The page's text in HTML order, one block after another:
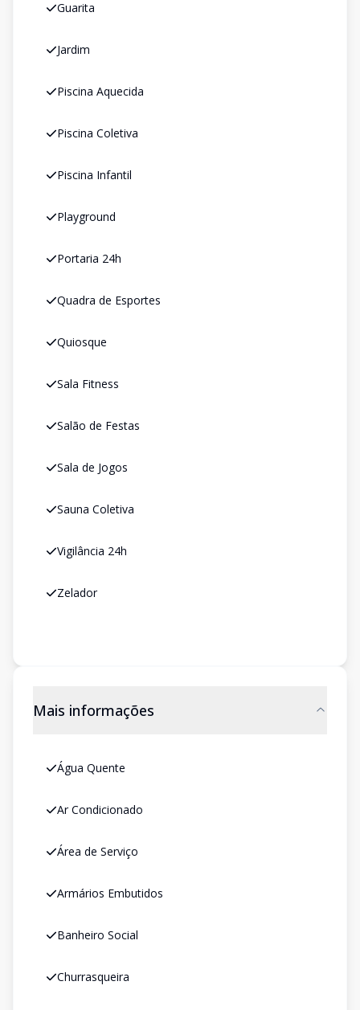
Guarita
Jardim
Piscina Aquecida
Piscina Coletiva
Piscina Infantil
Playground
Portaria 24h
Quadra de Esportes
Quiosque
Sala Fitness
Salão de Festas
Sala de Jogos
Sauna Coletiva
Vigilância 24h
Zelador
Mais informações
Água Quente
Ar Condicionado
Área de Serviço
Armários Embutidos
Banheiro Social
Churrasqueira